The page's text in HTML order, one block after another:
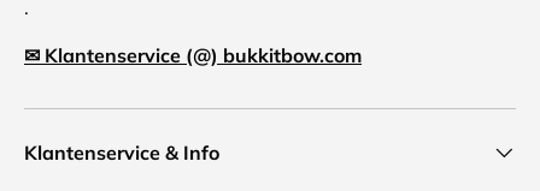
.
✉ Klantenservice (@) bukkitbow.com
Klantenservice & Info